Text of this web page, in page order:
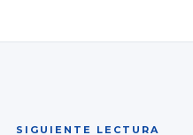
SIGUIENTE LECTURA